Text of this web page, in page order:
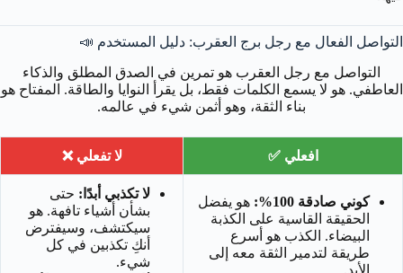
التواصل الفعال مع رجل برج العقرب: دليل المستخدم 📣
التواصل مع رجل العقرب هو تمرين في الصدق المطلق والذكاء
العاطفي. هو لا يسمع الكلمات فقط، بل يقرأ النوايا والطاقة. المفتاح هو
بناء الثقة، وهو أثمن شيء في عالمه.
افعلي ✅ لا تفعلي ❌
كوني صادقة 100%:
هو يفضل
الحقيقة القاسية على الكذبة
البيضاء. الكذب هو أسرع
طريقة لتدمير الثقة معه إلى
الأبد.
لا تكذبي أبدًا: حتى
بشأن أشياء تافهة. هو
سيكتشف، وسيفترض
أنكِ تكذبين في كل
شيء.